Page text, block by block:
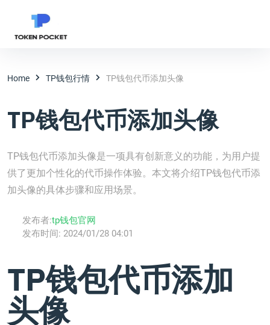
Home TP钱包行情 TP钱包代币添加头像
TP钱包代币添加头像
TP钱包代币添加头像是一项具有创新意义的功能，为用户提
供了更加个性化的代币操作体验。本文将介绍TP钱包代币添
加头像的具体步骤和应用场景。
发布者:tp钱包官网
发布时间: 2024/01/28 04:01
TP钱包代币添加
头像